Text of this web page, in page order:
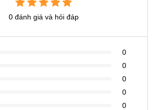
0 đánh giá và hỏi đáp
0
0
0
0
0